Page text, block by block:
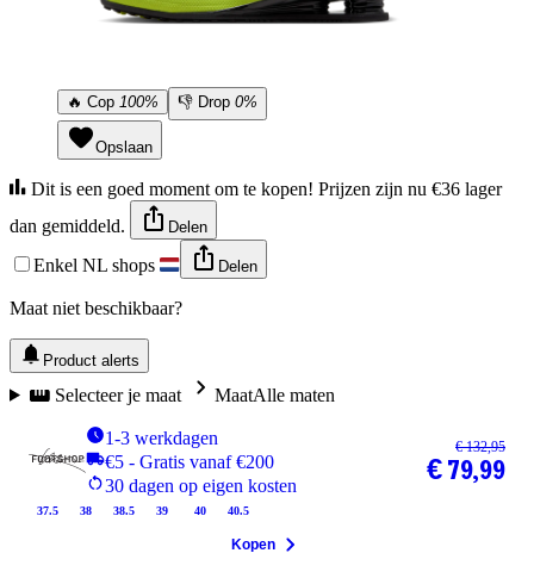
🔥 Cop 100% 👎 Drop 0%
Opslaan
Dit is een goed moment om te kopen! Prijzen zijn nu €36 lager
dan gemiddeld.
Delen
Enkel NL shops Delen
Maat niet beschikbaar?
Product alerts
Selecteer je maat MaatAlle maten
1-3 werkdagen
€5 - Gratis vanaf €200
30 dagen op eigen kosten
37.5 38 38.5 39 40 40.5
€ 132,95
€ 79,99
Kopen